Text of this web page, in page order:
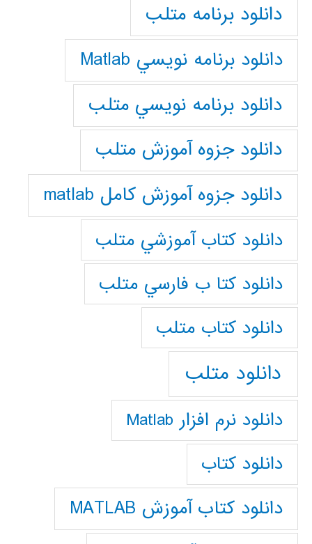
دانلود برنامه متلب
دانلود برنامه نويسي Matlab
دانلود برنامه نويسي متلب
دانلود جزوه آموزش متلب
دانلود جزوه آموزش کامل matlab
دانلود كتاب آموزشي متلب
دانلود كتا ب فارسي متلب
دانلود كتاب متلب
دانلود متلب
دانلود نرم افزار Matlab
دانلود کتاب
دانلود کتاب آموزش MATLAB